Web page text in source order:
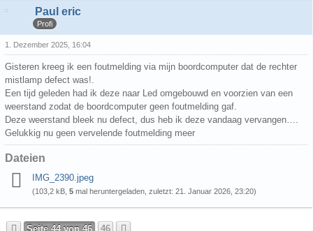
Paul eric
Profi
1. Dezember 2025, 16:04
Gisteren kreeg ik een foutmelding via mijn boordcomputer dat de rechter
mistlamp defect was!.
Een tijd geleden had ik deze naar Led omgebouwd en voorzien van een
weerstand zodat de boordcomputer geen foutmelding gaf.
Deze weerstand bleek nu defect, dus heb ik deze vandaag vervangen….
Gelukkig nu geen vervelende foutmelding meer
Dateien
IMG_2390.jpeg
(103,2 kB, 5 mal heruntergeladen, zuletzt: 21. Januar 2026, 23:20)
Seite 44 von 46 46